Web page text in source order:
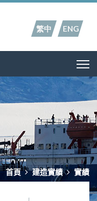
繁中 ENG
首頁 建造實績 實績